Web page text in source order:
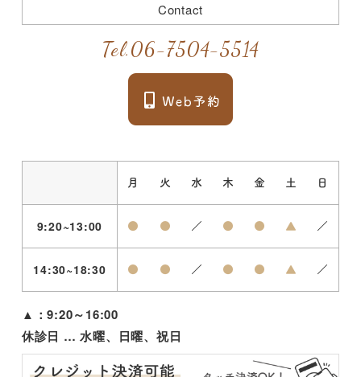
Contact
Tel.06-7504-5514
月 火 水 木 金 土 日
9:20~13:00 ● ● ／ ● ● ▲ ／
14:30~18:30 ● ● ／ ● ● ▲ ／
▲：9:20～16:00
休診日 … 水曜、日曜、祝日